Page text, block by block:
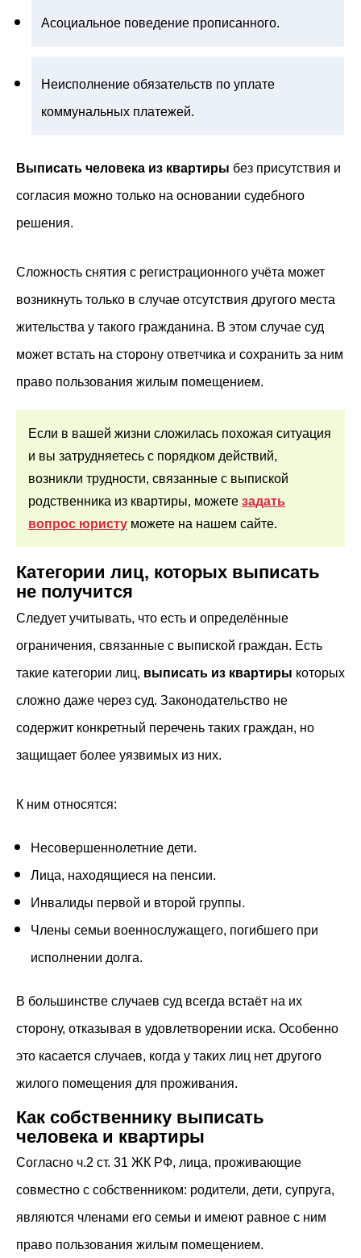
Асоциальное поведение прописанного.
Неисполнение обязательств по уплате
коммунальных платежей.
Выписать человека из квартиры без присутствия и
согласия можно только на основании судебного
решения.
Сложность снятия с регистрационного учёта может
возникнуть только в случае отсутствия другого места
жительства у такого гражданина. В этом случае суд
может встать на сторону ответчика и сохранить за ним
право пользования жилым помещением.
Если в вашей жизни сложилась похожая ситуация
и вы затрудняетесь с порядком действий,
возникли трудности, связанные с выпиской
родственника из квартиры, можете задать
вопрос юристу можете на нашем сайте.
Категории лиц, которых выписать
не получится
Следует учитывать, что есть и определённые
ограничения, связанные с выпиской граждан. Есть
такие категории лиц, выписать из квартиры которых
сложно даже через суд. Законодательство не
содержит конкретный перечень таких граждан, но
защищает более уязвимых из них.
К ним относятся:
Несовершеннолетние дети.
Лица, находящиеся на пенсии.
Инвалиды первой и второй группы.
Члены семьи военнослужащего, погибшего при
исполнении долга.
В большинстве случаев суд всегда встаёт на их
сторону, отказывая в удовлетворении иска. Особенно
это касается случаев, когда у таких лиц нет другого
жилого помещения для проживания.
Как собственнику выписать
человека и квартиры
Согласно ч.2 ст. 31 ЖК РФ, лица, проживающие
совместно с собственником: родители, дети, супруга,
являются членами его семьи и имеют равное с ним
право пользования жилым помещением.